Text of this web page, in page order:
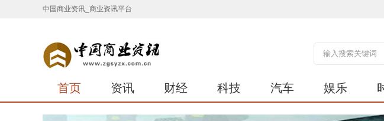
中国商业资讯_商业资讯平台
首页 资讯 财经 科技 汽车 娱乐